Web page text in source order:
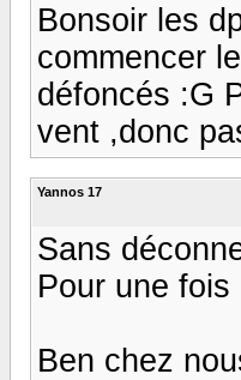
Bonsoir les
commencer
défoncés :G
vent ,donc
Yannos 17
Sans
Pour une
Ben chez